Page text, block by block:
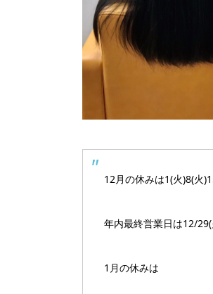
12月の休みは1(火)8(火
年内最終営業日は12/
1月の休みは